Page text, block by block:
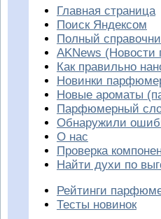
Главная страница
Поиск Яндексом
Полный
AKNews
Как правильно
Новинки
Новые ароматы
Парфюмерный
Обнаружили
О нас
Проверка
Найти духи по
Рейтинги
Тесты новинок